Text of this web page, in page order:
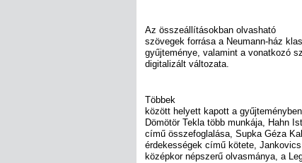
Az összeállításokban olvasható
szövegek forrása a Neumann-ház
gyűjteménye, valamint a vonatkozó
digitalizált változata.
Többek
között helyett kapott a
Dömötör Tekla több munkája, Hahn
című összefoglalása, Supka Géza
érdekességek című kötete,
középkor népszerű olvasmánya, a